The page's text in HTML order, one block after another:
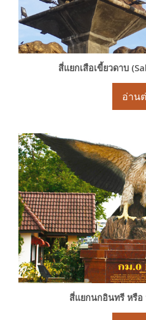
สี่แยกเสือเขี้ยวดาบ
อ่าน
สี่แยกนกอินทรี หรือ